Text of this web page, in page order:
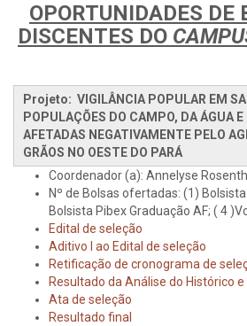
OPORTUNIDADES DE
DISCENTES DO
Projeto: VIGILÂNCIA POPULAR EM
POPULAÇÕES DO CAMPO, DA ÁGUA
AFETADAS NEGATIVAMENTE PELO
GRÃOS NO OESTE DO PARÁ
Coordenador (a): Annelyse
Nº de Bolsas ofertadas: (1)
Bolsista Pibex Graduação AF; ( 4
Edital de seleção
Aditivo I ao Edital de seleção
Retificação de cronograma de
Resultado da Análise do Histórico
Ata de seleção
Resultado final